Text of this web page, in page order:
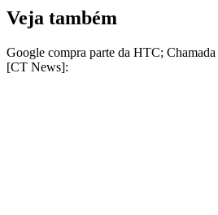
Veja também
Google compra parte da HTC;
[CT News]: